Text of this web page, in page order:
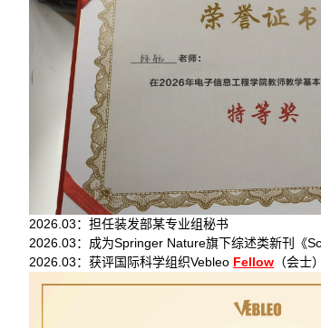
2026.03：担任装发部某专业组秘书
2026.03：成为Springer Nature旗下综述类新刊《
2026.03：获评国际科学组织Vebleo Fellow （会士）